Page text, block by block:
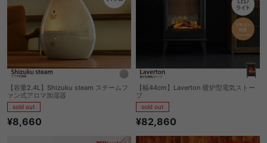
【容量2.4L】Shizuku steam スチームフ
ァン式アロマ加湿器
sold out
¥8,660
【幅44cm】Laverton 暖炉型電気ストー
ブ
sold out
¥82,860